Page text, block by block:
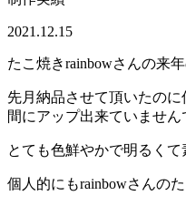
2021.12.15
たこ焼きrainbowさんの来
先月納品させて頂いたの
間にアップ出来ていません
とても色鮮やかで明るくて
個人的にもrainbowさんの